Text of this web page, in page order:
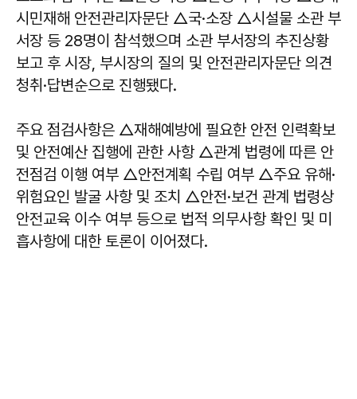
시민재해 안전관리자문단 △국·소장 △시설물 소관 부
서장 등 28명이 참석했으며 소관 부서장의 추진상황
보고 후 시장, 부시장의 질의 및 안전관리자문단 의견
청취·답변순으로 진행됐다.
주요 점검사항은 △재해예방에 필요한 안전 인력확보
및 안전예산 집행에 관한 사항 △관계 법령에 따른 안
전점검 이행 여부 △안전계획 수립 여부 △주요 유해·
위험요인 발굴 사항 및 조치 △안전·보건 관계 법령상
안전교육 이수 여부 등으로 법적 의무사항 확인 및 미
흡사항에 대한 토론이 이어졌다.